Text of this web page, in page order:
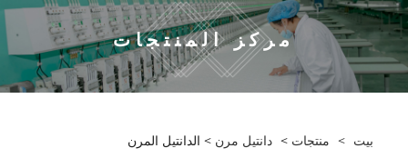
مركز المنتجات
بيت > منتجات > دانتيل مرن > الدانتيل المرن